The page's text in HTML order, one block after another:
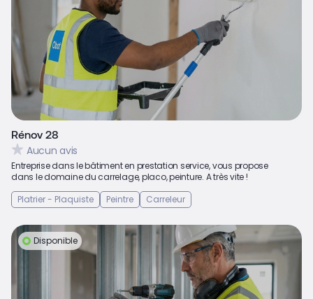
Rénov 28
Aucun avis
Entreprise dans le bâtiment en prestation service, vous propose
dans le domaine du carrelage, placo, peinture. A très vite !
Platrier - Plaquiste
Peintre Carreleur
Disponible